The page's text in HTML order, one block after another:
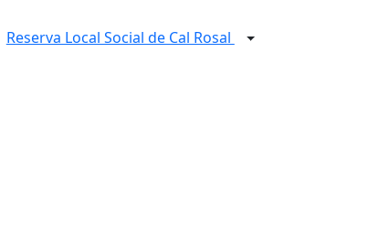
Reserva Local Social de Cal Rosal